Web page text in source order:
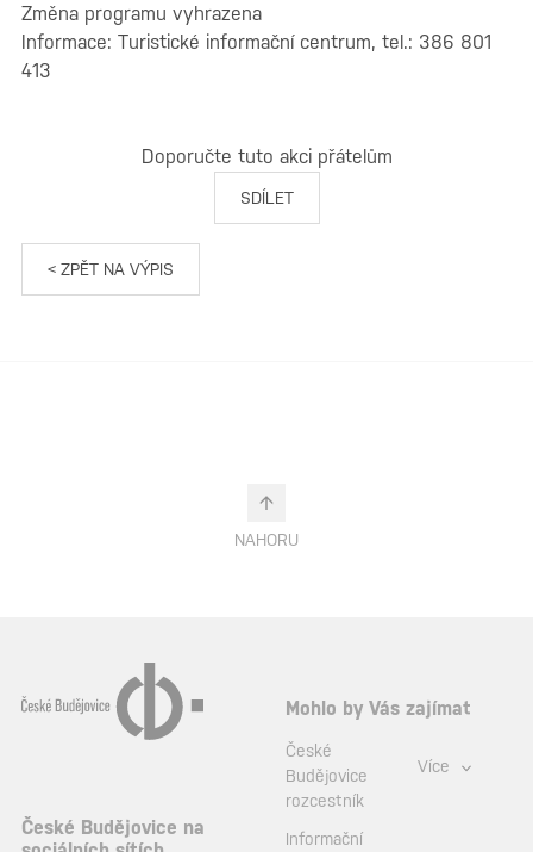
Změna programu vyhrazena
Informace: Turistické informační centrum, tel.: 386 801
413
Doporučte tuto akci přátelům
SDÍLET
< ZPĚT NA VÝPIS
NAHORU
České Budějovice na
Mohlo by Vás zajímat
České
Budějovice
rozcestník
Informační
Více